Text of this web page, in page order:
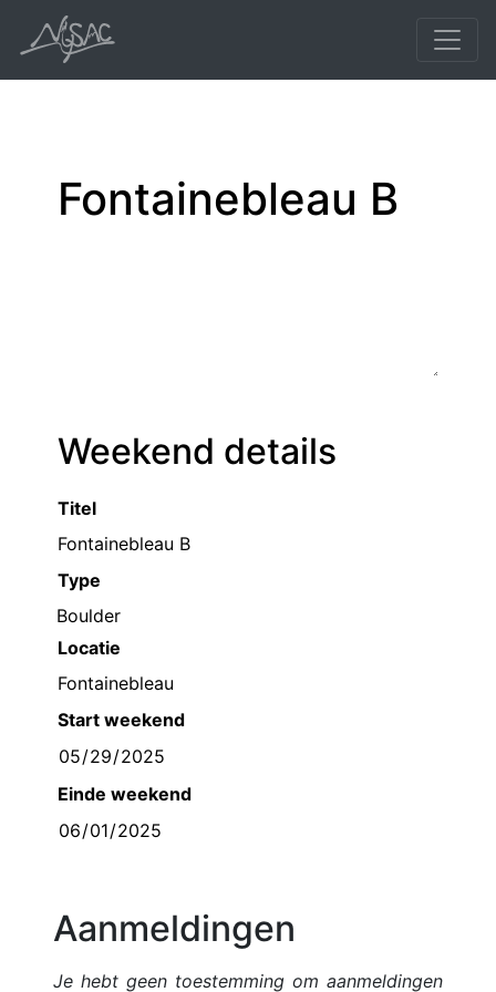
Fontainebleau B
Weekend details
Titel
Type
Boulder
Locatie
Start weekend
Einde weekend
Aanmeldingen
Je hebt geen toestemming om aanmeldingen